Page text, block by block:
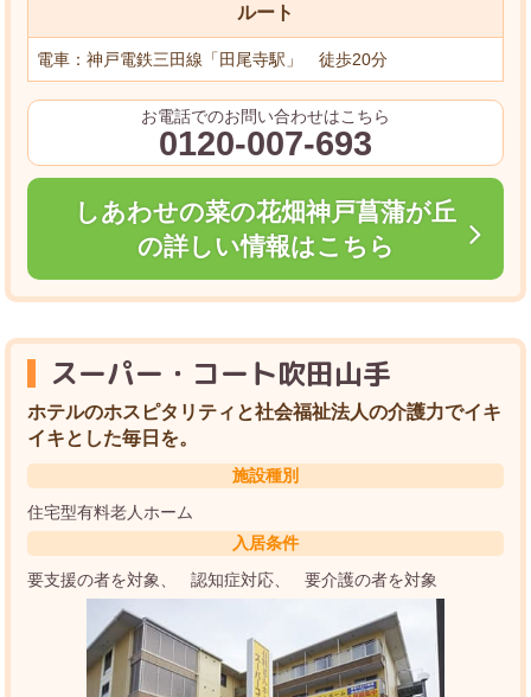
ルート
電車：神戸電鉄三田線「田尾寺駅」 徒歩20分
お電話でのお問い合わせはこちら
0120-007-693
しあわせの菜の花畑神戸菖蒲が丘
の詳しい情報はこちら
スーパー・コート吹田山手
ホテルのホスピタリティと社会福祉法人の介護力でイキ
イキとした毎日を。
施設種別
住宅型有料老人ホーム
入居条件
要支援の者を対象
認知症対応 要介護の者を対象